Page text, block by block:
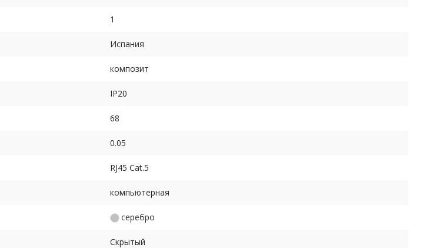
1
Испания
композит
IP20
68
0.05
RJ45 Cat.5
компьютерная
серебро
Скрытый